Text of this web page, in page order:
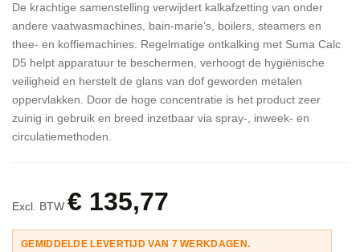
De krachtige samenstelling verwijdert kalkafzetting van onder
andere vaatwasmachines, bain-marie’s, boilers, steamers en
thee- en koffiemachines. Regelmatige ontkalking met Suma Calc
D5 helpt apparatuur te beschermen, verhoogt de hygiënische
veiligheid en herstelt de glans van dof geworden metalen
oppervlakken. Door de hoge concentratie is het product zeer
zuinig in gebruik en breed inzetbaar via spray-, inweek- en
circulatiemethoden.
Excl. BTW € 135,77
GEMIDDELDE LEVERTIJD VAN 7 WERKDAGEN.